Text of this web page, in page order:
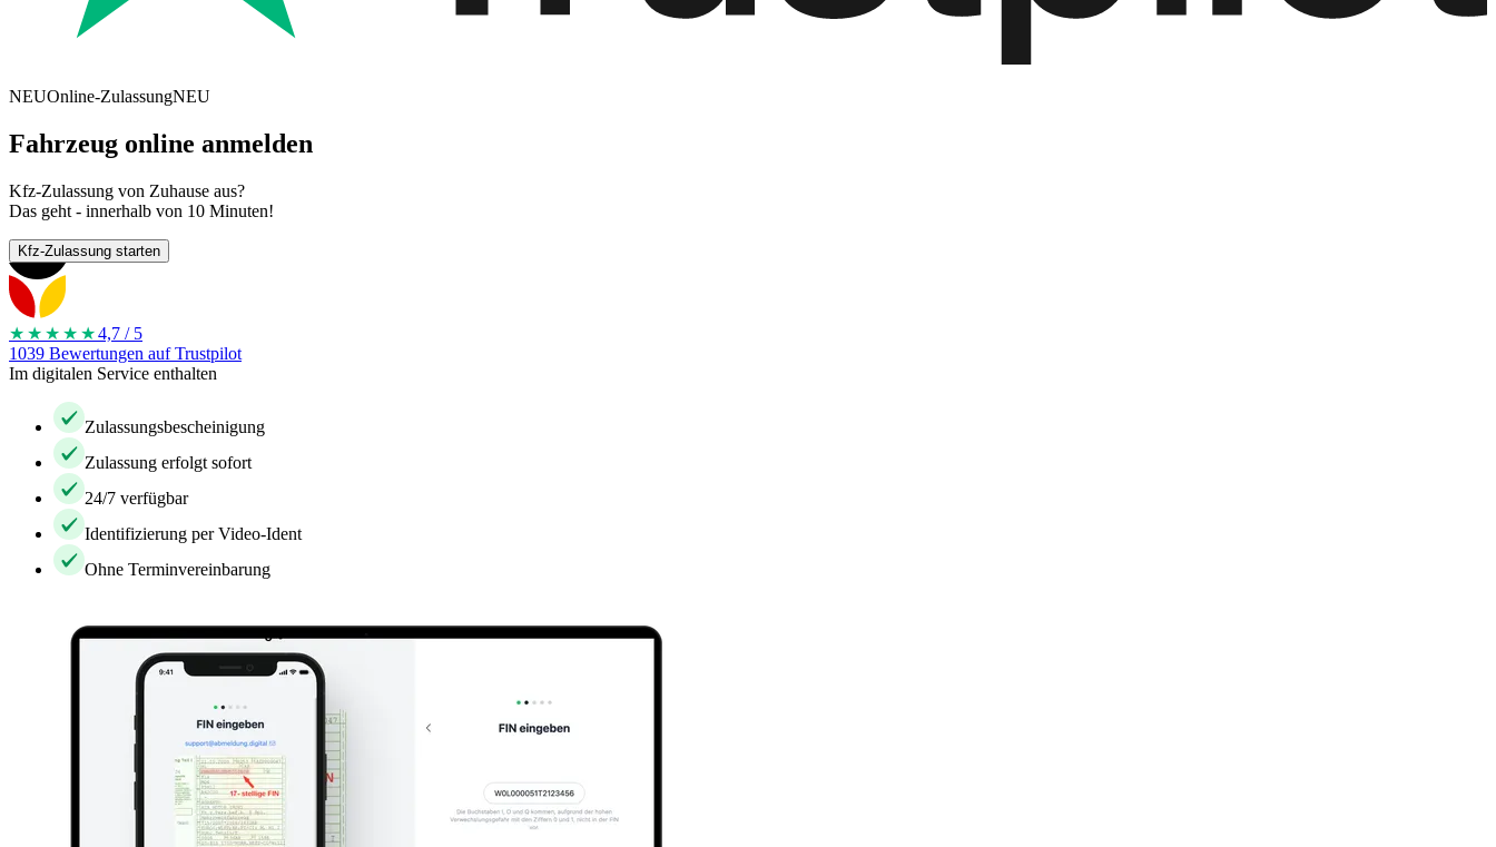
NEUOnline-ZulassungNEU
Fahrzeug online anmelden
Kfz-Zulassung von Zuhause aus?
Das geht - innerhalb von 10 Minuten!
Kfz-Zulassung starten
★★★★ ★4,7 / 5
1039 Bewertungen auf Trustpilot
Im digitalen Service enthalten
Zulassungsbescheinigung
Zulassung erfolgt sofort
24/7 verfügbar
Identifizierung per Video-Ident
Ohne Terminvereinbarung